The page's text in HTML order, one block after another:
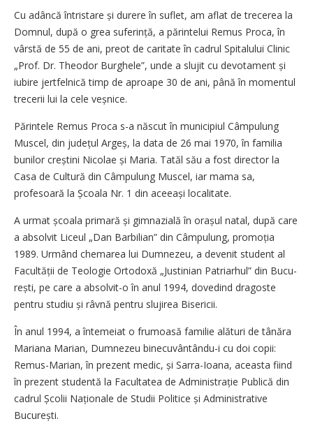
Cu adâncă întristare și durere în suflet, am aflat de trecerea la
Domnul, după o grea suferință, a părintelui Remus Proca, în
vârstă de 55 de ani, preot de caritate în cadrul Spitalului Clinic
„Prof. Dr. Theodor Burghele”, unde a slujit cu devotament și
iubire jertfelnică timp de aproape 30 de ani, până în momentul
trecerii lui la cele veșnice.
Părintele Remus Proca s-a născut în municipiul Câmpulung
Muscel, din județul Argeș, la data de 26 mai 1970, în familia
bunilor creștini Nicolae și Maria. Tatăl său a fost director la
Casa de Cultură din Câmpulung Muscel, iar mama sa,
profesoară la Școala Nr. 1 din aceeași localitate.
A urmat școala primară și gimnazială în orașul natal, după care
a absolvit Liceul „Dan Barbilian” din Câmpulung, promoția
1989. Urmând chemarea lui Dumnezeu, a devenit student al
Facultății de Teologie Ortodoxă „Justinian Patriarhul” din Bucu­
rești, pe care a absolvit-o în anul 1994, dovedind dragoste
pentru studiu și râvnă pentru slujirea Bisericii.
În anul 1994, a întemeiat o frumoasă familie alături de tânăra
Mariana Marian, Dumnezeu binecuvântându-i cu doi copii:
Remus-Marian, în prezent medic, și Sarra-Ioana, aceasta fiind
în prezent studentă la Facultatea de Administrație Publică din
cadrul Școlii Naționale de Studii Politice și Administrative
București.